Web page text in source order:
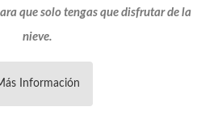
que solo tengas que disfrutar de la
nieve.
Información